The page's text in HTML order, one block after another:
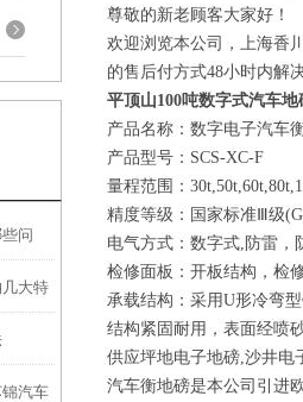
问
大特
汽车
尊敬的新老顾客大家好！
欢迎浏览本公司，上海香
的售后付方式48小时内解
平顶山100吨数字式汽车
产品名称：数字电子汽车
产品型号：SCS-XC-F
量程范围：
精度等级：国家标准Ⅲ级
电气方式：数字式,防雷，
检修面板：开板结构，检
承载结构：采用U形冷弯
结构紧固耐用，表面经喷
供应坪地电子地磅,沙井电
汽车衡地磅是本公司引进